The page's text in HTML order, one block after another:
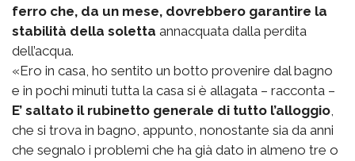
ferro che, da un mese, dovrebbero garantire la
stabilità della soletta annacquata dalla perdita
dell’acqua.
«Ero in casa, ho sentito un botto provenire dal bagno
e in pochi minuti tutta la casa si è allagata – racconta –
E’ saltato il rubinetto generale di tutto l’alloggio,
che si trova in bagno, appunto, nonostante sia da anni
che segnalo i problemi che ha già dato in almeno tre o